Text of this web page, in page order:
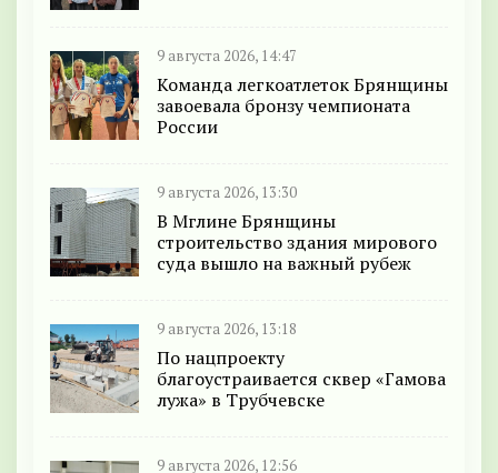
9 августа 2026, 14:47
Команда легкоатлеток Брянщины
завоевала бронзу чемпионата
России
9 августа 2026, 13:30
В Мглине Брянщины
строительство здания мирового
суда вышло на важный рубеж
9 августа 2026, 13:18
По нацпроекту
благоустраивается сквер «Гамова
лужа» в Трубчевске
9 августа 2026, 12:56